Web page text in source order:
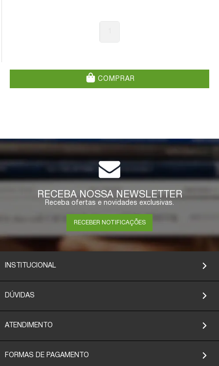
COMPRAR
RECEBA NOSSA NEWSLETTER
Receba ofertas e novidades exclusivas.
RECEBER NOTIFICAÇÕES
INSTITUCIONAL
DÚVIDAS
ATENDIMENTO
FORMAS DE PAGAMENTO